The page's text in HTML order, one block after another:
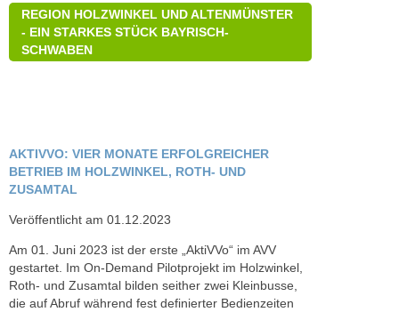
REGION HOLZWINKEL UND ALTENMÜNSTER
- EIN STARKES STÜCK BAYRISCH-
SCHWABEN
AKTIVVO: VIER MONATE ERFOLGREICHER
BETRIEB IM HOLZWINKEL, ROTH- UND
ZUSAMTAL
Veröffentlicht am 01.12.2023
Am 01. Juni 2023 ist der erste „AktiVVo“ im AVV
gestartet. Im On-Demand Pilotprojekt im Holzwinkel,
Roth- und Zusamtal bilden seither zwei Kleinbusse,
die auf Abruf während fest definierter Bedienzeiten